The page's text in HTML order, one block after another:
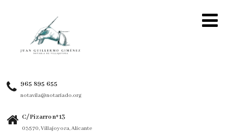
965 895 655
notavila@notariado.org
C/ Pizarro nº 13
03570, Villajoyosa, Alicante